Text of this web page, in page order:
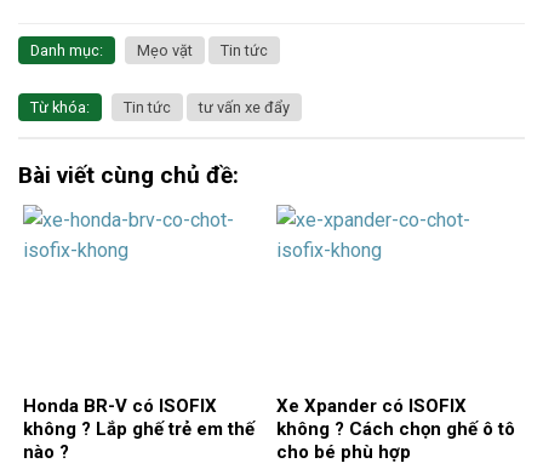
Danh mục: Mẹo vặt Tin tức
Từ khóa: Tin tức tư vấn xe đẩy
Bài viết cùng chủ đề:
Honda BR-V có ISOFIX
không ? Lắp ghế trẻ em thế
nào ?
Xe Xpander có ISOFIX
không ? Cách chọn ghế ô tô
cho bé phù hợp